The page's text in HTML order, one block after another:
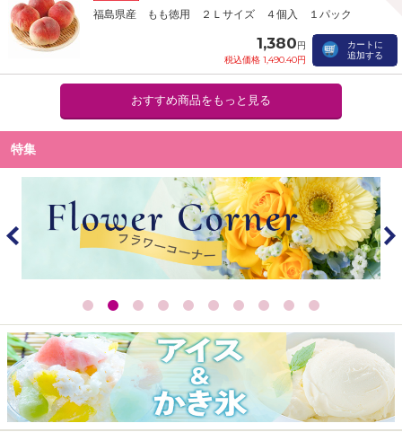
福島県産 もも徳用 ２Ｌサイズ ４個入 １パック
1,380円
税込価格 1,490.40円
カートに
追加する
おすすめ商品をもっと見る
特集